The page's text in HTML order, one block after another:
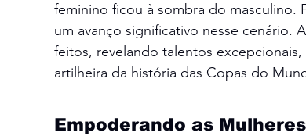
feminino ficou à sombra do masculino.
um avanço significativo nesse cenário.
feitos, revelando talentos
artilheira da história das Copas do
Empoderando as